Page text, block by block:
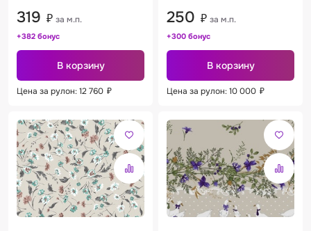
319 ₽ за м.п.
+382 бонус
В корзину
Цена за рулон: 12 760 ₽
250 ₽ за м.п.
+300 бонус
В корзину
Цена за рулон: 10 000 ₽